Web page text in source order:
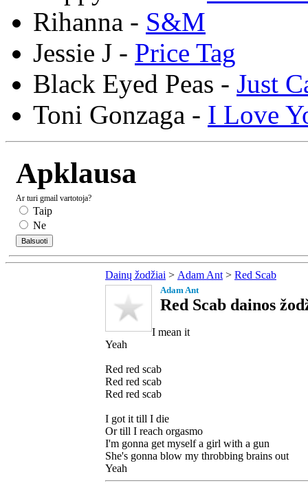
Rihanna - S&M
Jessie J - Price Tag
Black Eyed Peas - Just
Toni Gonzaga - I Love
Apklausa
Ar turi gmail vartotoja?
Taip
Ne
Dainų žodžiai > Adam Ant > Red Scab
Adam Ant
Red Scab dainos
I mean it
Yeah
Red red scab
Red red scab
Red red scab
I got it till I die
Or till I reach orgasmo
I'm gonna get myself a girl with a gun
She's gonna blow my throbbing brains out
Yeah